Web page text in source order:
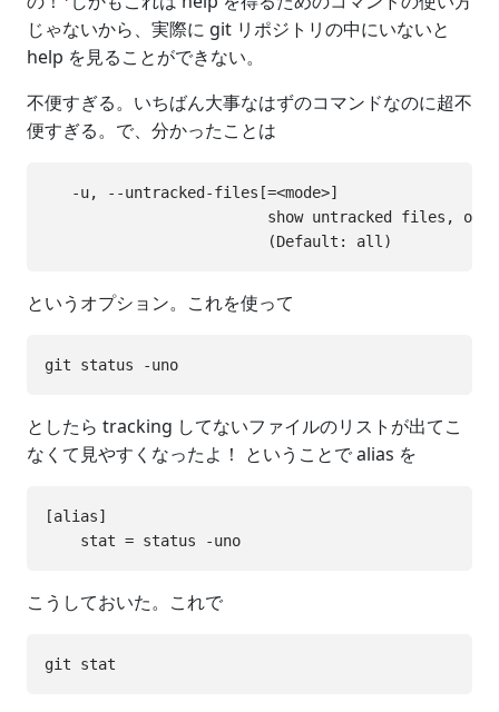
じゃないから、実際に git リポジトリの中にいないと
help を見ることができない。
不便すぎる。いちばん大事なはずのコマンドなのに超不
便すぎる。で、分かったことは
   -u, --untracked-files[=<mode>]
show untracked files,
というオプション。これを使って
としたら tracking してないファイルのリストが出てこ
なくて見やすくなったよ！ ということで alias を
[alias]
こうしておいた。これで